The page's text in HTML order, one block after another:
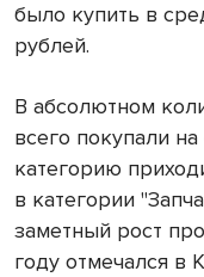
было купить в
рублей.
В абсолютном
всего покупали
категорию
в категории
заметный рост
году отмечался в